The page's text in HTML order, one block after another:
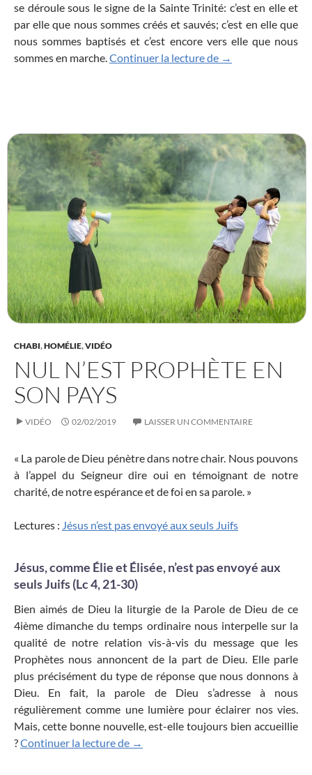
se déroule sous le signe de la Sainte Trinité: c’est en elle et
par elle que nous sommes créés et sauvés; c’est en elle que
nous sommes baptisés et c’est encore vers elle que nous
sommes en marche.Continuer la lecture de Sainte-Trinité :
→
CHABI,HOMÉLIE,VIDÉO
NUL N’EST PROPHÈTE EN
SON PAYS
VIDÉO 02/02/2019 LAISSER UN COMMENTAIRE
« La parole de Dieu pénètre dans notre chair. Nous pouvons
à l’appel du Seigneur dire oui en témoignant de notre
charité, de notre espérance et de foi en sa parole. »
Lectures : Jésus n’est pas envoyé aux seuls Juifs
Jésus, comme Élie et Élisée, n’est pas envoyé aux
seuls Juifs (Lc 4, 21-30)
Bien aimés de Dieu la liturgie de la Parole de Dieu de ce
4ième dimanche du temps ordinaire nous interpelle sur la
qualité de notre relation vis-à-vis du message que les
Prophètes nous annoncent de la part de Dieu. Elle parle
plus précisément du type de réponse que nous donnons à
Dieu. En fait, la parole de Dieu s’adresse à nous
régulièrement comme une lumière pour éclairer nos vies.
Mais, cette bonne nouvelle, est-elle toujours bien accueillie
?Continuer la lecture de Nul n’est prophète en son pays
→